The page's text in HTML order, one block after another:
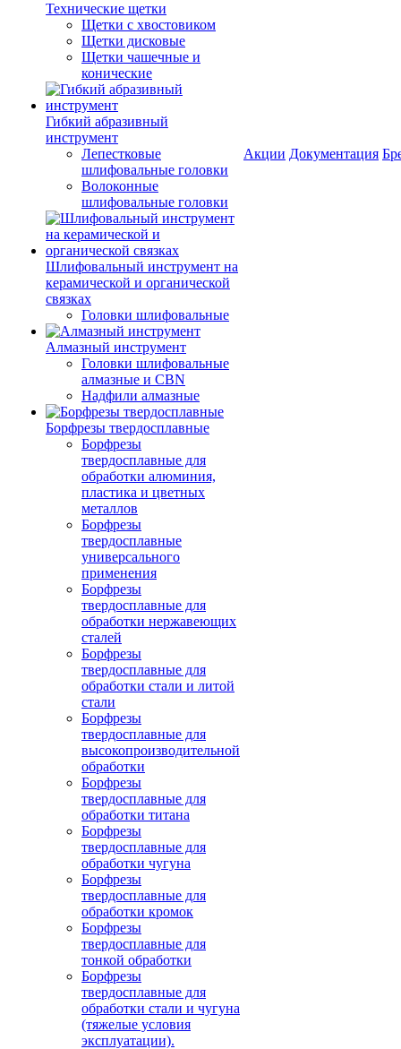
Технические щетки
Щетки с хвостовиком
Щетки дисковые
Щетки чашечные и
конические
Гибкий абразивный
инструмент
Лепестковые
шлифовальные головки
Волоконные
шлифовальные головки
Шлифовальный инструмент на
керамической и органической
связках
Головки шлифовальные
Алмазный инструмент
Головки шлифовальные
алмазные и CBN
Надфили алмазные
Борфрезы твердосплавные
Борфрезы
твердосплавные для
обработки алюминия,
пластика и цветных
металлов
Борфрезы
твердосплавные
универсального
применения
Борфрезы
твердосплавные для
обработки нержавеющих
сталей
Борфрезы
твердосплавные для
обработки стали и литой
стали
Борфрезы
твердосплавные для
высокопроизводительной
обработки
Борфрезы
твердосплавные для
обработки титана
Борфрезы
твердосплавные для
обработки чугуна
Борфрезы
твердосплавные для
обработки кромок
Борфрезы
твердосплавные для
тонкой обработки
Борфрезы
твердосплавные для
обработки стали и чугуна
(тяжелые условия
эксплуатации).
Акции Документация